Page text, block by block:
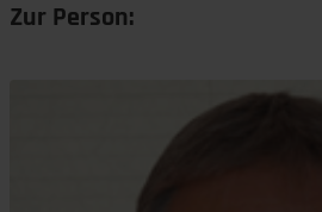
Zur Person: